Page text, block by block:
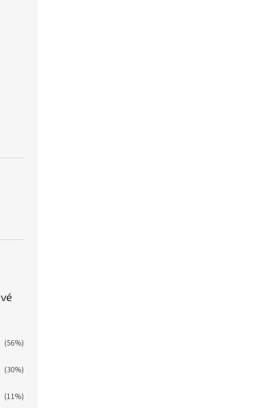
(56%)
(30%)
(11%)